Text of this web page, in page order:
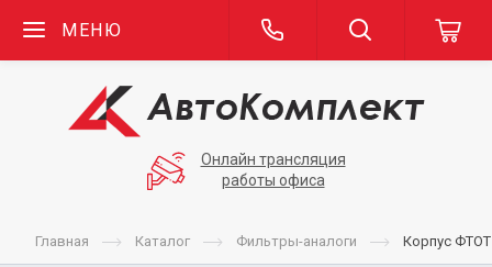
МЕНЮ
Онлайн трансляция
работы офиса
Главная Каталог Фильтры-аналоги Корпус